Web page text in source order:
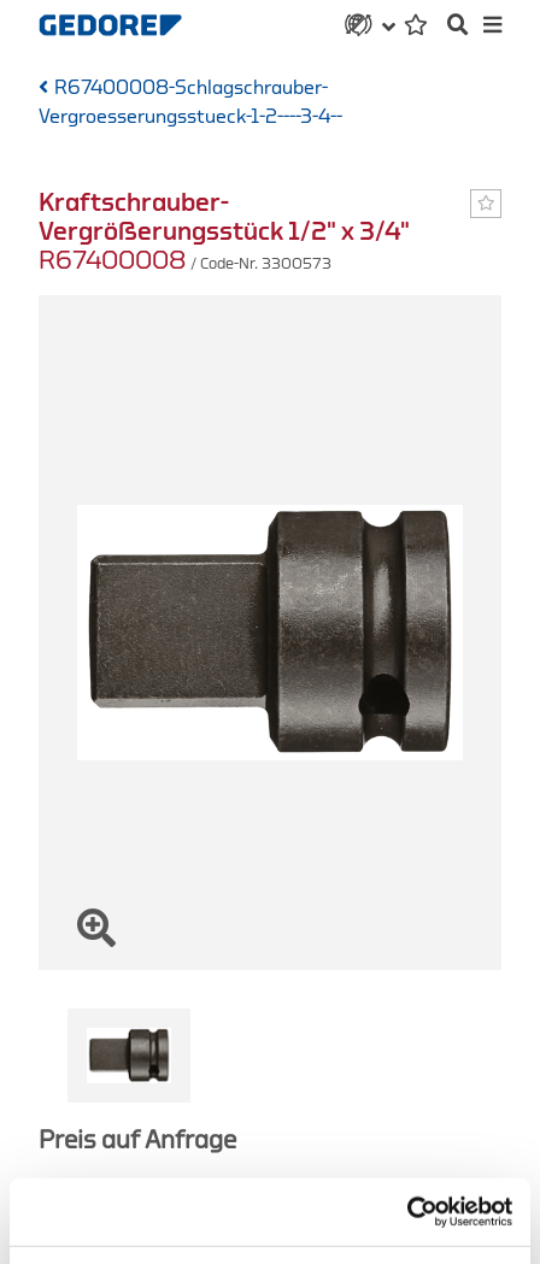
R67400008-Schlagschrauber-
Vergroesserungsstueck-1-2----3-4--
Kraftschrauber-
Vergrößerungsstück 1/2" x 3/4"
R67400008 / Code-Nr. 3300573
Preis auf Anfrage